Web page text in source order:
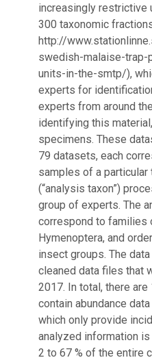
increasingly restrictive
300 taxonomic
http://
swedish-malaise-
units-in-the-smtp/),
experts for
experts from around
identifying this
specimens. These
79 datasets, each
samples of a
(“analysis taxon”)
group of experts. The
correspond to families
Hymenoptera, and
insect groups. The
cleaned data files that
2017. In total, there
contain abundance
which only provide
analyzed information
2 to 67 % of the entire